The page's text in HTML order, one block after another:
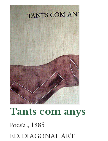
Tants com anys
Poesía , 1985
ED. DIAGONAL ART